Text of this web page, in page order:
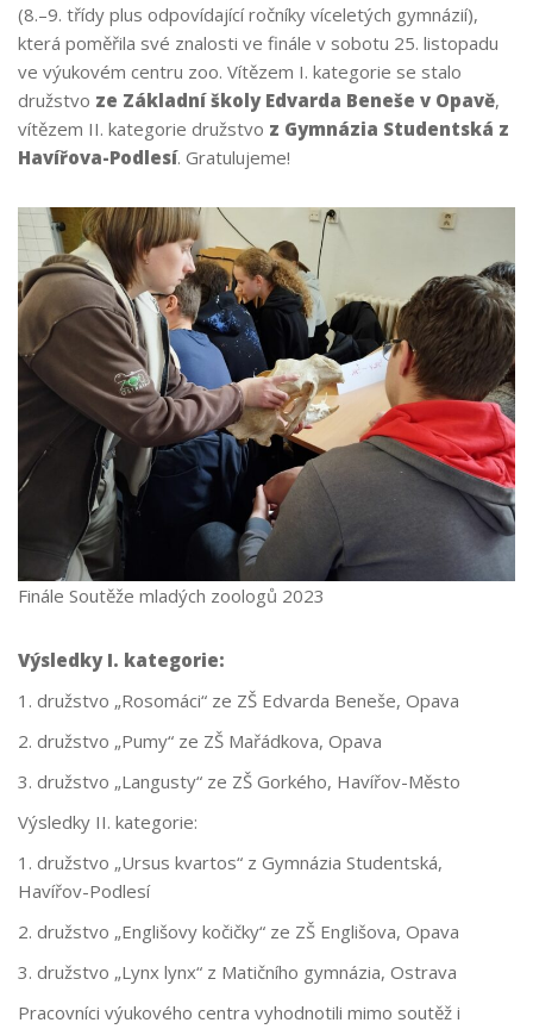
(8.–9. třídy plus odpovídající ročníky víceletých gymnázií),
která poměřila své znalosti ve finále v sobotu 25. listopadu
ve výukovém centru zoo. Vítězem I. kategorie se stalo
družstvo ze Základní školy Edvarda Beneše v Opavě,
vítězem II. kategorie družstvo z Gymnázia Studentská z
Havířova-Podlesí. Gratulujeme!
Finále Soutěže mladých zoologů 2023
Výsledky I. kategorie:
1. družstvo „Rosomáci“ ze ZŠ Edvarda Beneše, Opava
2. družstvo „Pumy“ ze ZŠ Mařádkova, Opava
3. družstvo „Langusty“ ze ZŠ Gorkého, Havířov-Město
Výsledky II. kategorie:
1. družstvo „Ursus kvartos“ z Gymnázia Studentská,
Havířov-Podlesí
2. družstvo „Englišovy kočičky“ ze ZŠ Englišova, Opava
3. družstvo „Lynx lynx“ z Matičního gymnázia, Ostrava
Pracovníci výukového centra vyhodnotili mimo soutěž i